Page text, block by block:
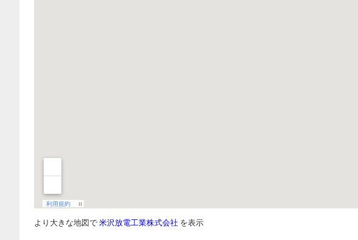
より大きな地図で 米沢放電工業株式会社 を表示